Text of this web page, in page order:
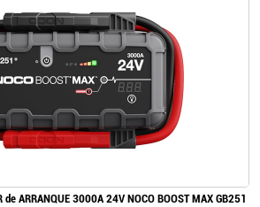
de ARRANQUE 3000A 24V NOCO BOOST MAX GB251